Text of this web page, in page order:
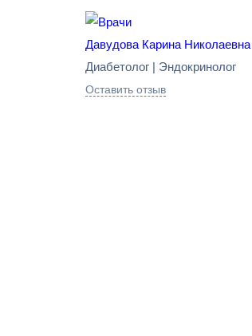
Давудова Карина Николаевна
Диабетолог | Эндокринолог
Оставить отзыв